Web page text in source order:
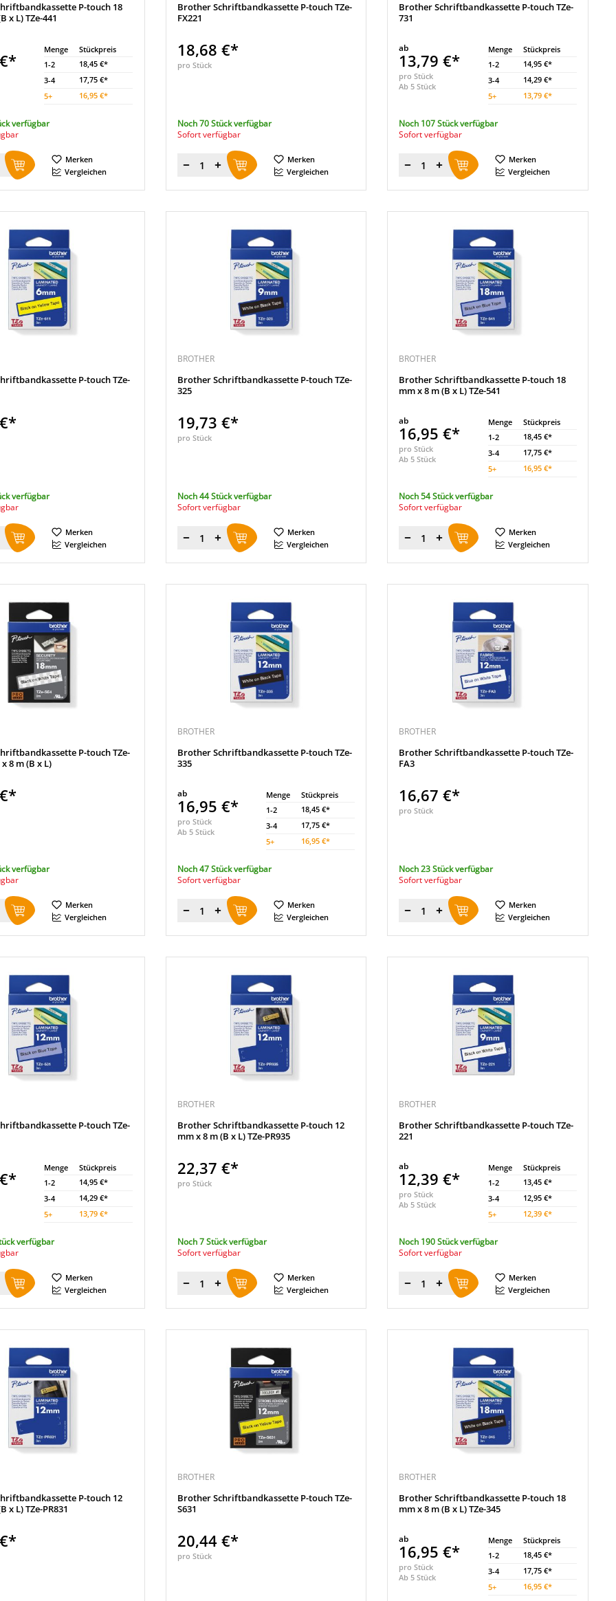
P-touch 18
x L) TZe-441
Menge
Stückpreis
1-2
18,45 €*
3-4
17,75 €*
5+ 16,95 €*
verfügbar
Merken
Vergleichen
Brother Schriftbandkassette P-touch TZe-
FX221
18,68 €*
pro Stück
Noch 70 Stück verfügbar
Sofort verfügbar
Menge
Merken
Vergleichen
Brother Schriftbandkassette P-touch TZe-
731
ab
13,79 €*
pro Stück
Ab 5 Stück
Menge
Stückpreis
1-2
14,95 €*
3-4
14,29 €*
5+ 13,79 €*
Noch 107 Stück verfügbar
Sofort verfügbar
Menge
Merken
Vergleichen
P-touch TZe-
verfügbar
Merken
Vergleichen
BROTHER
Brother Schriftbandkassette P-touch TZe-
325
19,73 €*
pro Stück
Noch 44 Stück verfügbar
Sofort verfügbar
Menge
Merken
Vergleichen
BROTHER
Brother Schriftbandkassette P-touch 18
mm x 8 m (B x L) TZe-541
ab
16,95 €*
pro Stück
Ab 5 Stück
Menge
Stückpreis
1-2
18,45 €*
3-4
17,75 €*
5+ 16,95 €*
Noch 54 Stück verfügbar
Sofort verfügbar
Menge
Merken
Vergleichen
P-touch TZe-
8 m (B x L)
verfügbar
Merken
Vergleichen
BROTHER
Brother Schriftbandkassette P-touch TZe-
335
ab
16,95 €*
pro Stück
Ab 5 Stück
Menge
Stückpreis
1-2
18,45 €*
3-4
17,75 €*
5+ 16,95 €*
Noch 47 Stück verfügbar
Sofort verfügbar
Menge
Merken
Vergleichen
BROTHER
Brother Schriftbandkassette P-touch TZe-
FA3
16,67 €*
pro Stück
Noch 23 Stück verfügbar
Sofort verfügbar
Menge
Merken
Vergleichen
P-touch TZe-
Menge
Stückpreis
1-2
14,95 €*
3-4
14,29 €*
5+ 13,79 €*
verfügbar
Merken
Vergleichen
BROTHER
Brother Schriftbandkassette P-touch 12
mm x 8 m (B x L) TZe-PR935
22,37 €*
pro Stück
Noch 7 Stück verfügbar
Sofort verfügbar
Menge
Merken
Vergleichen
BROTHER
Brother Schriftbandkassette P-touch TZe-
221
ab
12,39 €*
pro Stück
Ab 5 Stück
Menge
Stückpreis
1-2
13,45 €*
3-4
12,95 €*
5+ 12,39 €*
Noch 190 Stück verfügbar
Sofort verfügbar
Menge
Merken
Vergleichen
P-touch 12
x L) TZe-PR831
BROTHER
Brother Schriftbandkassette P-touch TZe-
S631
20,44 €*
pro Stück
BROTHER
Brother Schriftbandkassette P-touch 18
mm x 8 m (B x L) TZe-345
ab
16,95 €*
pro Stück
Ab 5 Stück
Menge
Stückpreis
1-2
18,45 €*
3-4
17,75 €*
5+ 16,95 €*